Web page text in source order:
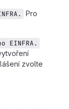
Pro
EINFRA.
zvolte